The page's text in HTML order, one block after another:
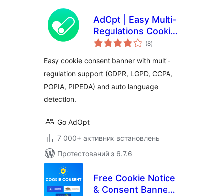
AdOpt | Easy Multi-
Regulations Cookie
Banner.
(8загальний
рейтинг
)
Easy cookie consent banner with multi-
regulation support (GDPR, LGPD, CCPA,
POPIA, PIPEDA) and auto language
detection.
Go AdOpt
7 000+ активних встановлень
Протестований з 6.7.6
Free Cookie Notice
& Consent Banner